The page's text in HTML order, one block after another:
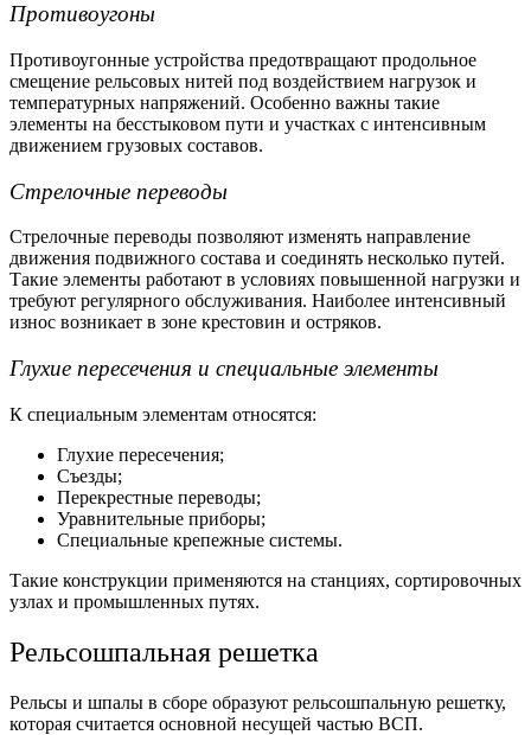
Противоугоны
Противоугонные устройства предотвращают продольное
смещение рельсовых нитей под воздействием нагрузок и
температурных напряжений. Особенно важны такие
элементы на бесстыковом пути и участках с интенсивным
движением грузовых составов.
Стрелочные переводы
Стрелочные переводы позволяют изменять направление
движения подвижного состава и соединять несколько путей.
Такие элементы работают в условиях повышенной нагрузки и
требуют регулярного обслуживания. Наиболее интенсивный
износ возникает в зоне крестовин и остряков.
Глухие пересечения и специальные элементы
К специальным элементам относятся:
Глухие пересечения;
Съезды;
Перекрестные переводы;
Уравнительные приборы;
Специальные крепежные системы.
Такие конструкции применяются на станциях, сортировочных
узлах и промышленных путях.
Рельсошпальная решетка
Рельсы и шпалы в сборе образуют рельсошпальную решетку,
которая считается основной несущей частью ВСП.